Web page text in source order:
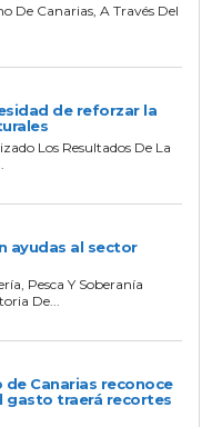
De Canarias, A Través Del
de reforzar la
Los Resultados De La
ayudas al sector
Pesca Y Soberanía
De...
de Canarias reconoce
gasto traerá recortes